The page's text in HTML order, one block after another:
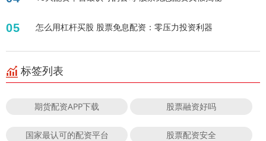
05 怎么用杠杆买股 股票免息配资：零压力投资利器
标签列表
期货配资APP下载 股票融资好吗
国家最认可的配资平台 股票配资安全